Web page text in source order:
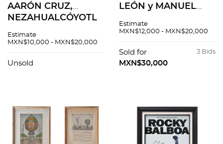
AARÓN CRUZ,
NEZAHUALCÓYOTL
MANZANO Y JUAN
La ciudad y su
Estimate
MXN$10,000 - MXN$20,000
Unsold
LEÓN y MANUEL
asuntos mexicanos.
Francisco Díaz de
León. Xilografías
Estimate
MXN$12,000 - MXN$20,000
3 Bids
Sold for
MXN$30,000